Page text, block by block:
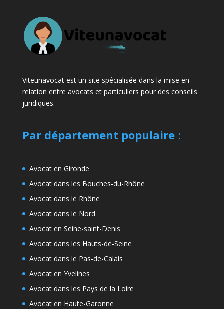
Viteunavocat est un site spécialisée dans la mise en
relation entre avocats et particuliers pour des conseils
juridiques.
Par département populaire:
Avocat en Gironde
Avocat dans les Bouches-du-Rhône
Avocat dans le Rhône
Avocat dans le Nord
Avocat en Seine-saint-Denis
Avocat dans les Hauts-de-Seine
Avocat dans le Pas-de-Calais
Avocat en Yvelines
Avocat dans les Pays de la Loire
Avocat en Haute-Garonne